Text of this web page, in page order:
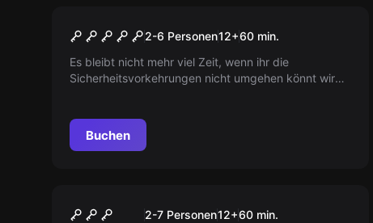
Bunker 666
2-6 Personen12+60 min.
Es bleibt nicht mehr viel Zeit, wenn ihr die
Sicherheitsvorkehrungen nicht umgehen könnt wird
Buchen
Die Magische Universität
2-7 Personen12+60 min.